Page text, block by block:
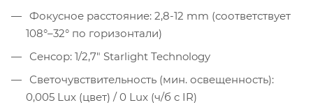
Фокусное расстояние: 2,8-12 mm (соответствует
108°–32° по горизонтали)
Сенсор: 1/2,7" Starlight Technology
Светочувствительность (мин. освещенность):
0,005 Lux (цвет) / 0 Lux (ч/б c IR)